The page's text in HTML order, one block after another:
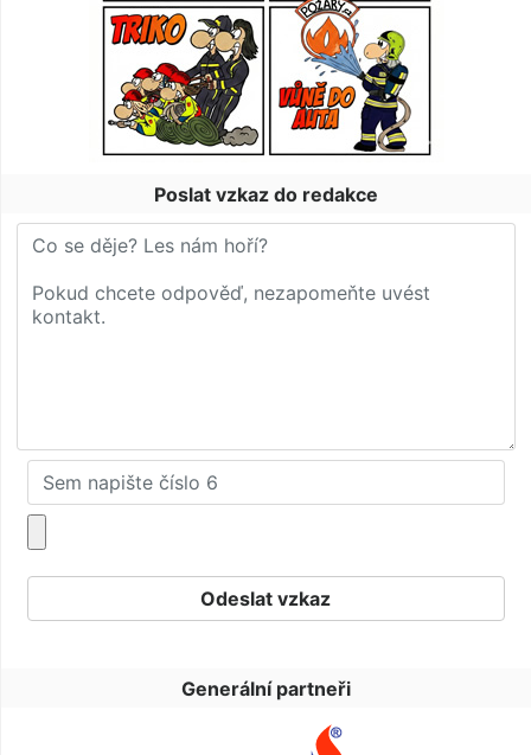
Poslat vzkaz do redakce
Generální partneři